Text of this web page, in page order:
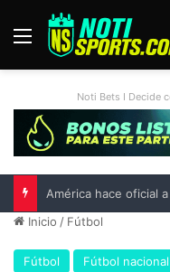
Menú
Noti Bets I Decide
Inicio / Fútbol
Fútbol Fútbol nacional